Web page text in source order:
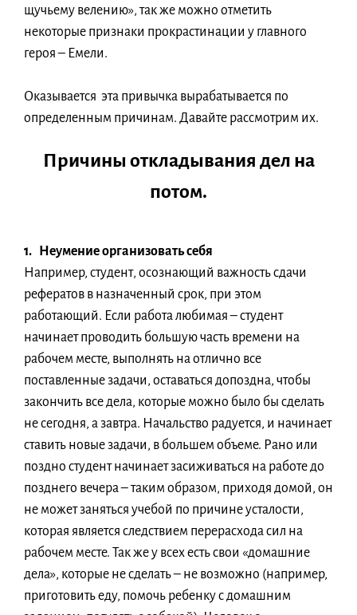
щучьему велению», так же можно отметить
некоторые признаки прокрастинации у главного
героя – Емели.
Оказывается эта привычка вырабатывается по
определенным причинам. Давайте рассмотрим их.
Причины откладывания дел на
потом.
1. Неумение организовать себя
Например, студент, осознающий важность сдачи
рефератов в назначенный срок, при этом
работающий. Если работа любимая – студент
начинает проводить большую часть времени на
рабочем месте, выполнять на отлично все
поставленные задачи, оставаться допоздна, чтобы
закончить все дела, которые можно было бы сделать
не сегодня, а завтра. Начальство радуется, и начинает
ставить новые задачи, в большем объеме. Рано или
поздно студент начинает засиживаться на работе до
позднего вечера – таким образом, приходя домой, он
не может заняться учебой по причине усталости,
которая является следствием перерасхода сил на
рабочем месте. Так же у всех есть свои «домашние
дела», которые не сделать – не возможно (например,
приготовить еду, помочь ребенку с домашним